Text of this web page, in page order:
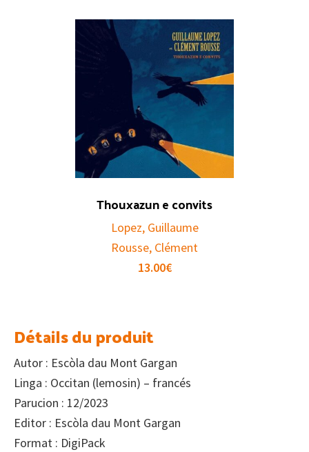
Thouxazun e convits
Lopez, Guillaume
Rousse, Clément
13.00€
Détails du produit
Autor : Escòla dau Mont Gargan
Linga : Occitan (lemosin) – francés
Parucion : 12/2023
Editor : Escòla dau Mont Gargan
Format : DigiPack